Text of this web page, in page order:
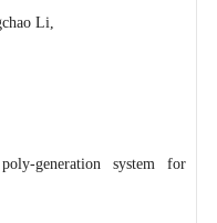
Li,
generation system for